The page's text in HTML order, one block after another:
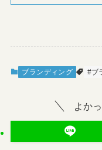
ブランディング #ブ
よか